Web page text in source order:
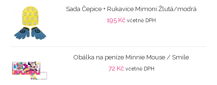
Sada Čepice + Rukavice Mimoni Žlutá/modrá
195 Kč včetně DPH
Obálka na peníze Minnie Mouse / Smile
72 Kč včetně DPH